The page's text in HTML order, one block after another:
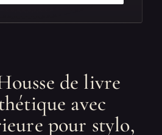
de livre
avec
pour stylo,